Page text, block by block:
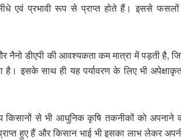
एवं प्रभावी रूप से प्राप्त होते हैं। इससे
नैनो डीएपी की आवश्यकता कम मात्रा में पड़ती है,
है। इसके साथ ही यह पर्यावरण के लिए भी
से भी आधुनिक कृषि तकनीकों को अपनाने
हुए हैं और किसान भाई भी इसका लाभ लेकर